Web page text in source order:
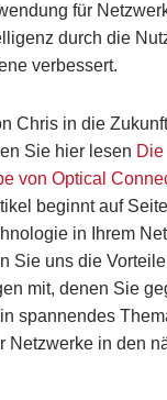
für
durch die
verbessert.
Chris in die
Sie hier lesen Die
von Optical
beginnt auf
in Ihrem
Sie uns die
mit, denen Sie
spannendes
Netzwerke in den